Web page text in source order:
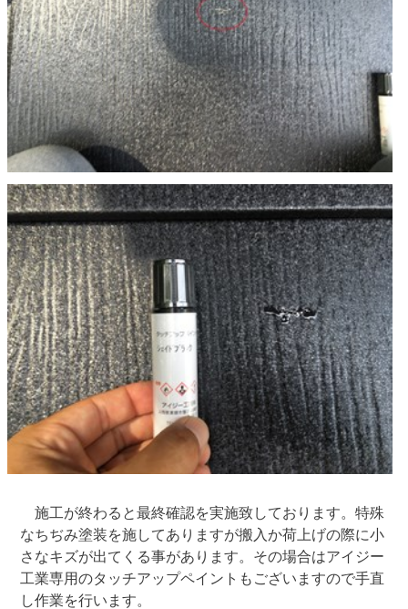
施工が終わると最終確認を実施致しております。特殊
なちぢみ塗装を施してありますが搬入か荷上げの際に小
さなキズが出てくる事があります。その場合はアイジー
工業専用のタッチアップペイントもございますので手直
し作業を行います。